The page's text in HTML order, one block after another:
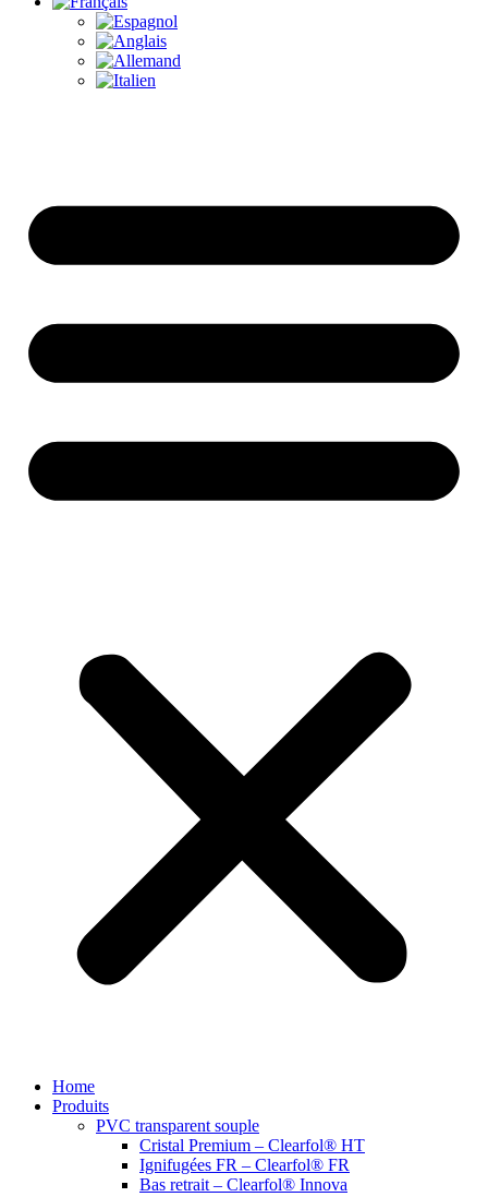
Home
Produits
PVC transparent souple
Cristal Premium – Clearfol® HT
Ignifugées FR – Clearfol® FR
Bas retrait – Clearfol® Innova